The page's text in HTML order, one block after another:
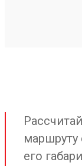
маршруту
его